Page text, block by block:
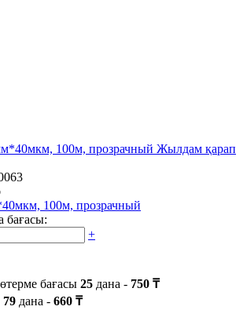
Жылдам қарап
100м, прозрачный
бағасы:
+
бағасы 25 дана - 750 ₸
79 дана - 660 ₸